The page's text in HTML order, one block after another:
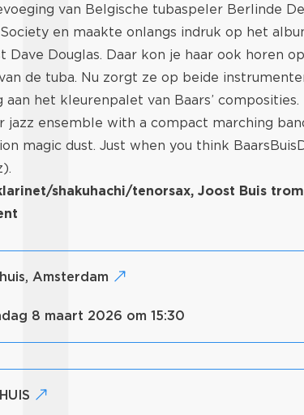
van Belgische tubaspeler Berlinde
en maakte onlangs indruk op het
Douglas. Daar kon je haar ook horen
de tuba. Nu zorgt ze op beide
aan het kleurenpalet van Baars’ composities.
jazz ensemble with a compact marching
magic dust. Just when you think
shakuhachi/tenorsax, Joost Buis
Amsterdam
8 maart 2026 om 15:30